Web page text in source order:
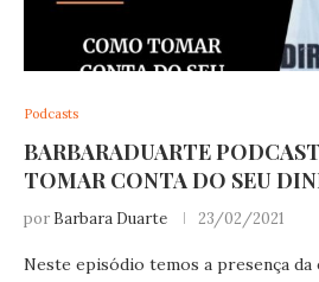
Podcasts
BARBARADUARTE
TOMAR CONTA DO SEU
por Barbara Duarte 23/02/2021
Neste episódio temos a presença da